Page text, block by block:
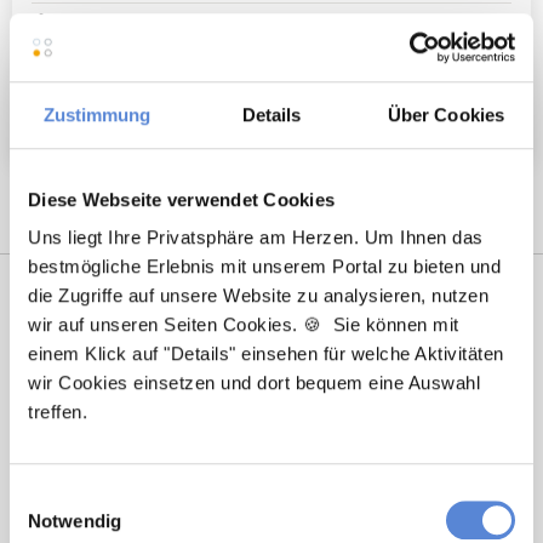
Zustimmung Details Über Cookies
Diese Webseite verwendet Cookies
Uns liegt Ihre Privatsphäre am Herzen. Um Ihnen das
bestmögliche Erlebnis mit unserem Portal zu bieten und
die Zugriffe auf unsere Website zu analysieren, nutzen
wir auf unseren Seiten Cookies. 🍪 Sie können mit
einem Klick auf "Details" einsehen für welche Aktivitäten
wir Cookies einsetzen und dort bequem eine Auswahl
treffen.
Notwendig
Weitere attraktive Merkmale